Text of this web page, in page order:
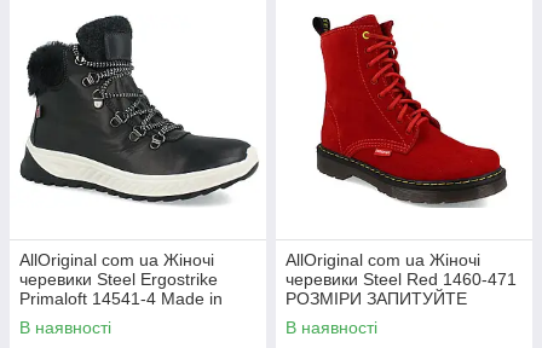
AllOriginal com ua Жіночі
черевики Steel Ergostrike
Primaloft 14541-4 Made in
Europe РОЗМІРИ
ЗАПИТУЙТЕ
В наявності
AllOriginal com ua Жіночі
черевики Steel Red 1460-471
РОЗМІРИ ЗАПИТУЙТЕ
В наявності